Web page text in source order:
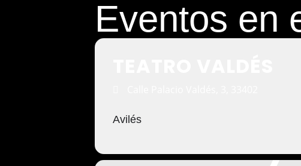
Eventos en
Avilés